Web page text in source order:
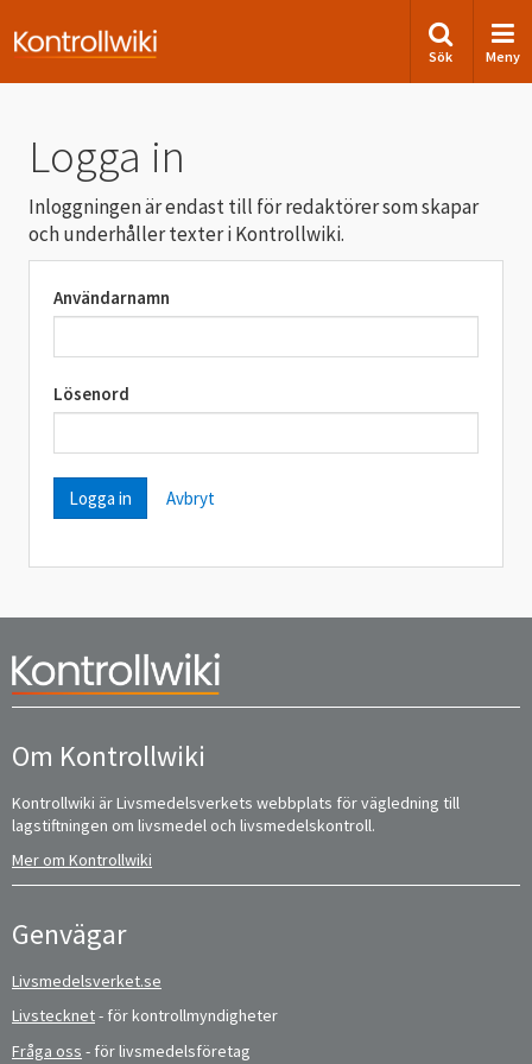
Sök Meny
Logga in
Inloggningen är endast till för redaktörer som skapar
och underhåller texter i Kontrollwiki.
Användarnamn
Lösenord
Avbryt
Om Kontrollwiki
Kontrollwiki är Livsmedelsverkets webbplats för vägledning till
lagstiftningen om livsmedel och livsmedelskontroll.
Mer om Kontrollwiki
Genvägar
Livsmedelsverket.se
Livstecknet- för kontrollmyndigheter
Fråga oss - för livsmedelsföretag